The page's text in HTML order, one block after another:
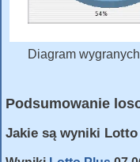
Diagram
Podsumowanie
Jakie są wyniki Lotto